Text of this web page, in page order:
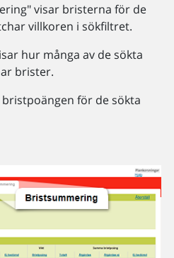
visar bristerna för de
villkoren i sökfiltret.
hur många av de sökta
brister.
för de sökta